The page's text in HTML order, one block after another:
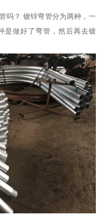
吗？ 镀锌弯管分为两种，一
是做好了弯管，然后再去镀